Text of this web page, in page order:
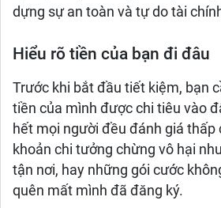
dựng sự an toàn và tự do tài
Hiểu rõ tiền của bạn đi đâu
Trước khi bắt đầu tiết kiệm, bạn
tiền của mình được chi tiêu vào
hết mọi người đều đánh giá thấp
khoản chi tưởng chừng vô hại
tận nơi, hay những gói cước
quên mất mình đã đăng ký.